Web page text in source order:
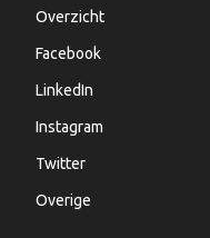
Overzicht
Facebook
LinkedIn
Instagram
Twitter
Overige